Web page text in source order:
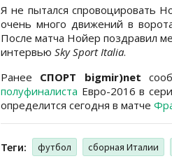
Я не пытался спровоцировать
очень много движений в
После матча Нойер поздравил
интервью Sky Sport Italia.
Ранее СПОРТ bigmir)net
полуфиналиста Евро-2016 в
определится сегодня в матче
Теги: футбол сборная Италии